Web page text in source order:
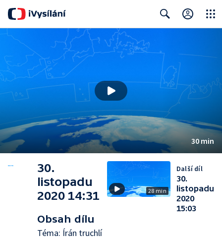
30 min
30.
listopadu
2020 14:31
Obsah dílu
Téma: Írán truchlí
28 min
Další díl
30.
listopadu
2020
15:03